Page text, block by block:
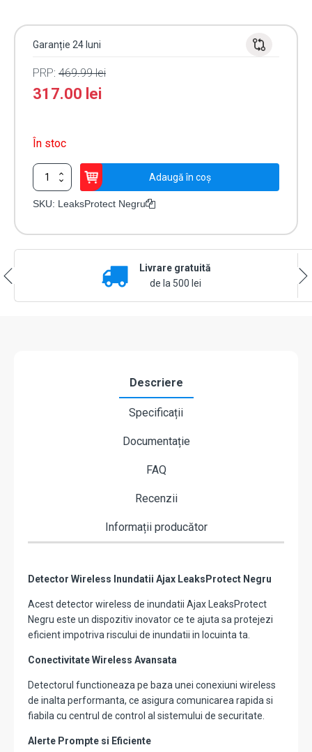
Garanție 24 luni
PRP: 469.99lei
317.00 lei
În stoc
Cantitate
Detector
Wireless
Adaugă în coș
SKU: LeaksProtect Negru
Livrare gratuită
de la 500 lei
Descriere
Specificații
Documentație
FAQ
Recenzii
Informații producător
Detector Wireless Inundatii Ajax LeaksProtect Negru
Acest detector wireless de inundatii Ajax LeaksProtect
Negru este un dispozitiv inovator ce te ajuta sa protejezi
eficient impotriva riscului de inundatii in locuinta ta.
Conectivitate Wireless Avansata
Detectorul functioneaza pe baza unei conexiuni wireless
de inalta performanta, ce asigura comunicarea rapida si
fiabila cu centrul de control al sistemului de securitate.
Alerte Prompte si Eficiente